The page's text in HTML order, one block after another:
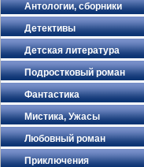
Антологии, сборники
Детективы
Детская литература
Подростковый роман
Фантастика
Мистика, Ужасы
Любовный роман
Приключения